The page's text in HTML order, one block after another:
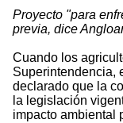
Proyecto "para
previa, dice
Cuando los
Superintendencia,
declarado que la
la legislación
impacto ambiental